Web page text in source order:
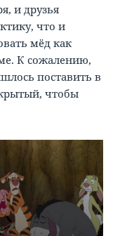
и друзья
что и
мёд как
К сожалению,
поставить в
чтобы